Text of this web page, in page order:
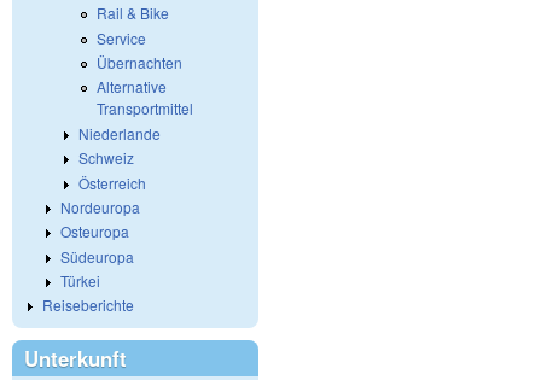
Rail & Bike
Service
Übernachten
Alternative
Transportmittel
Niederlande
Schweiz
Österreich
Nordeuropa
Osteuropa
Südeuropa
Türkei
Reiseberichte
Unterkunft